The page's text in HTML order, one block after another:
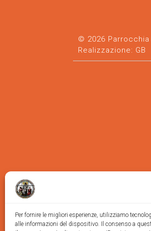
Per fornire le migliori esperienze, utilizziamo
alle informazioni del dispositivo. Il consenso a
© 2026
Realizzazione: GB